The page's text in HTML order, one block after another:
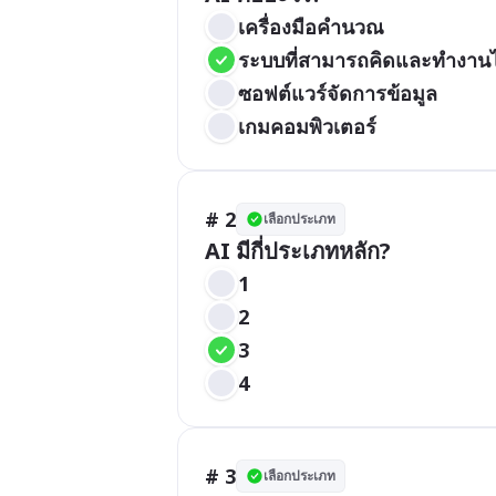
เครื่องมือคำนวณ
ระบบที่สามารถคิดและทำงา
ซอฟต์แวร์จัดการข้อมูล
เกมคอมพิวเตอร์
# 2 เลือกประเภท
AI มีกี่ประเภทหลัก?
1
2
3
4
# 3 เลือกประเภท